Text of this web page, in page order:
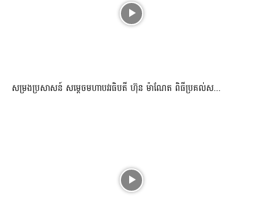
សម្រងប្រសាសន៍ សម្ដេចមហាបវរធិបតី ហ៊ុន ម៉ាណែត ពិធីប្រគល់ស...